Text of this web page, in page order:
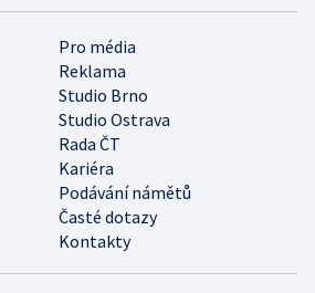
Pro média
Reklama
Studio Brno
Studio Ostrava
Rada ČT
Kariéra
Podávání námětů
Časté dotazy
Kontakty